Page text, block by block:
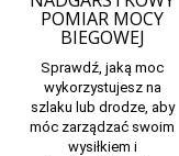
POMIAR MOCY
BIEGOWEJ
Sprawdź, jaką moc
wykorzystujesz na
szlaku lub drodze, aby
móc zarządzać swoim
wysiłkiem i